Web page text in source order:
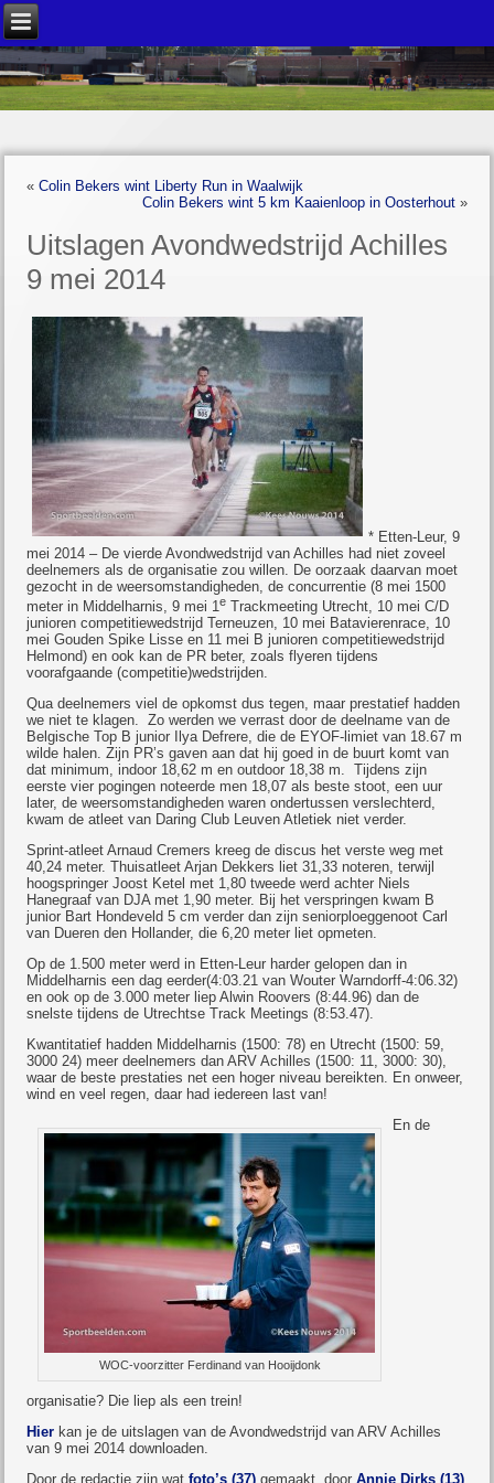
«Colin Bekers wint Liberty Run in Waalwijk
Colin Bekers wint 5 km Kaaienloop in Oosterhout»
Uitslagen Avondwedstrijd Achilles
9 mei 2014
* Etten-Leur, 9
mei 2014 – De vierde Avondwedstrijd van Achilles had niet zoveel
deelnemers als de organisatie zou willen. De oorzaak daarvan moet
gezocht in de weersomstandigheden, de concurrentie (8 mei 1500
meter in Middelharnis, 9 mei 1e Trackmeeting Utrecht, 10 mei C/D
junioren competitiewedstrijd Terneuzen, 10 mei Batavierenrace, 10
mei Gouden Spike Lisse en 11 mei B junioren competitiewedstrijd
Helmond) en ook kan de PR beter, zoals flyeren tijdens
voorafgaande (competitie)wedstrijden.
Qua deelnemers viel de opkomst dus tegen, maar prestatief hadden
we niet te klagen. Zo werden we verrast door de deelname van de
Belgische Top B junior Ilya Defrere, die de EYOF-limiet van 18.67 m
wilde halen. Zijn PR’s gaven aan dat hij goed in de buurt komt van
dat minimum, indoor 18,62 m en outdoor 18,38 m. Tijdens zijn
eerste vier pogingen noteerde men 18,07 als beste stoot, een uur
later, de weersomstandigheden waren ondertussen verslechterd,
kwam de atleet van Daring Club Leuven Atletiek niet verder.
Sprint-atleet Arnaud Cremers kreeg de discus het verste weg met
40,24 meter. Thuisatleet Arjan Dekkers liet 31,33 noteren, terwijl
hoogspringer Joost Ketel met 1,80 tweede werd achter Niels
Hanegraaf van DJA met 1,90 meter. Bij het verspringen kwam B
junior Bart Hondeveld 5 cm verder dan zijn seniorploeggenoot Carl
van Dueren den Hollander, die 6,20 meter liet opmeten.
Op de 1.500 meter werd in Etten-Leur harder gelopen dan in
Middelharnis een dag eerder(4:03.21 van Wouter Warndorff-4:06.32)
en ook op de 3.000 meter liep Alwin Roovers (8:44.96) dan de
snelste tijdens de Utrechtse Track Meetings (8:53.47).
Kwantitatief hadden Middelharnis (1500: 78) en Utrecht (1500: 59,
3000 24) meer deelnemers dan ARV Achilles (1500: 11, 3000: 30),
waar de beste prestaties net een hoger niveau bereikten. En onweer,
wind en veel regen, daar had iedereen last van!
WOC-voorzitter Ferdinand van Hooijdonk
En de
organisatie? Die liep als een trein!
Hier kan je de uitslagen van de Avondwedstrijd van ARV Achilles
van 9 mei 2014 downloaden.
Door de redactie zijn watfoto’s (37) gemaakt, doorAnnie Dirks (13)